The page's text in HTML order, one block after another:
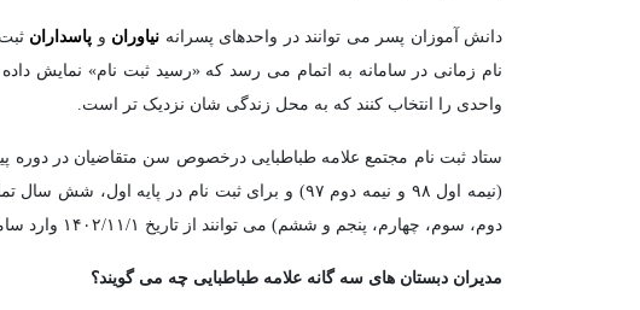
دانش آموزان پسر می توانند در واحدهای پسرانه نیاوران و پاسداران
نام زمانی در سامانه به اتمام می رسد که «رسید ثبت نام» نمایش
واحدی را انتخاب کنند که به محل زندگی شان نزدیک تر است.
ستاد ثبت نام مجتمع علامه طباطبایی درخصوص سن متقاضیان در دوره
دوم، سوم، چهارم، پنجم و ششم) می توانند از تاریخ ۱۴۰۲/۱۱/۱ وارد سامانه ثبت نام شده و پیش ثبت نام خود را انجام دهند.
مدیران دبستان های سه گانه علامه طباطبایی چه می گویند؟